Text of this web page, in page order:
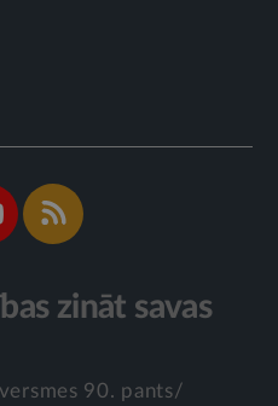
zināt savas
90. pants/